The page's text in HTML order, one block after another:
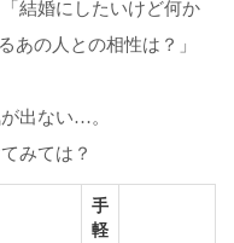
結婚にしたいけど何か
あの人との相性は？」
出ない…。
みては？
手
軽